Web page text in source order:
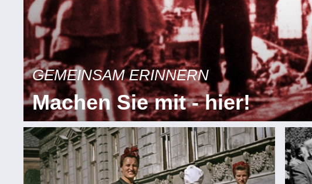
GEMEINSAM ERINNERN
Machen Sie mit - hier!